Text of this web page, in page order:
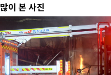
많이 본 사진